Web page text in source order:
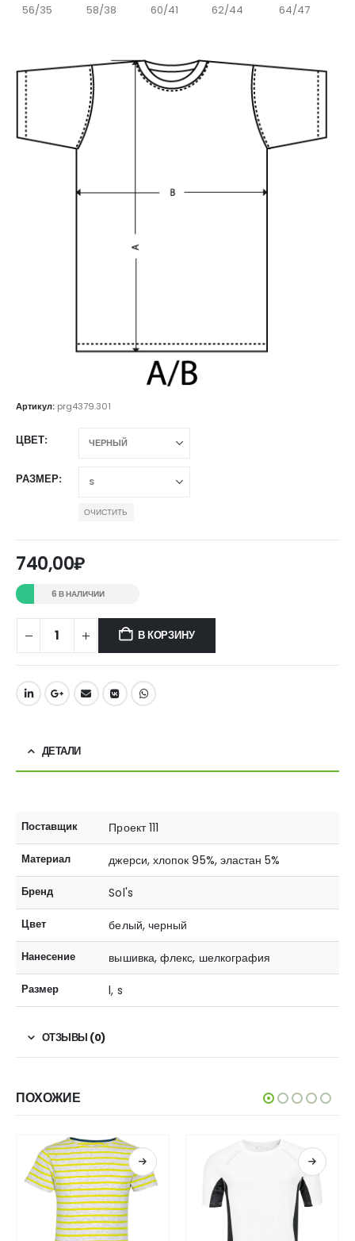
56/35 58/38 60/41 62/44 64/47
Артикул: prg4379.301
ЦВЕТ
РАЗМЕР
ОЧИСТИТЬ
740,00₽
6 В НАЛИЧИИ
В КОРЗИНУ
ДЕТАЛИ
Поставщик Проект 111
Материал джерси, хлопок 95%, эластан 5%
Бренд Sol's
Цвет белый, черный
Нанесение вышивка, флекс, шелкография
Размер l, s
ОТЗЫВЫ (0)
ПОХОЖИЕ